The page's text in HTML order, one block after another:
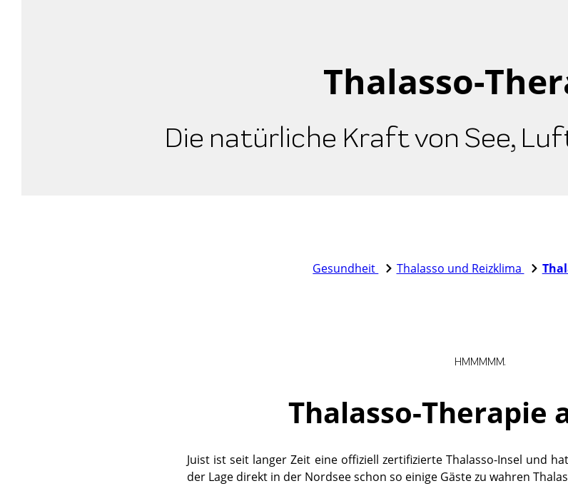
Thalasso-
Die natürliche Kraft von See,
Gesundheit Thalasso und Reizklima
Thalasso-Therapie
HMMMMM.
Juist ist seit langer Zeit eine offiziell zertifizierte Thalasso-Insel und
der Lage direkt in der Nordsee schon so einige Gäste zu wahren